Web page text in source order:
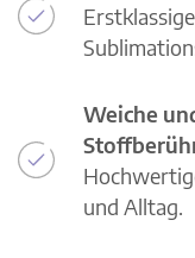
Weiche
und Alltag.